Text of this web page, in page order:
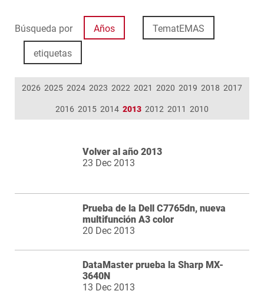
Búsqueda por Años TematEMAS
etiquetas
2026 2025 2024 2023 2022 2021 2020 2019 2018 2017
2016 2015 2014 2013 2012 2011 2010
Volver al año 2013
23 Dec 2013
Prueba de la Dell C7765dn, nueva
multifunción A3 color
20 Dec 2013
DataMaster prueba la Sharp MX-
3640N
13 Dec 2013